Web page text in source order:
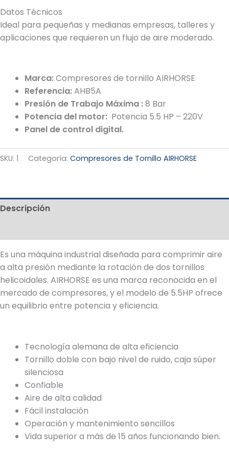
Datos Técnicos
Ideal para pequeñas y medianas empresas, talleres y
aplicaciones que requieren un flujo de aire moderado.
Marca:Compresores de tornillo AIRHORSE
Referencia:AHB5A
Presión de Trabajo Máxima :8 Bar
Potencia del motor: Potencia 5.5 HP – 220V
Panel de control digital.
SKU: 1 Categoría: Compresores de Tornillo AIRHORSE
Descripción
Es una máquina industrial diseñada para comprimir aire
a alta presión mediante la rotación de dos tornillos
helicoidales. AIRHORSE es una marca reconocida en el
mercado de compresores, y el modelo de 5.5HP ofrece
un equilibrio entre potencia y eficiencia.
Tecnología alemana de alta eficiencia
Tornillo doble con bajo nivel de ruido, caja súper
silenciosa
Confiable
Aire de alta calidad
Fácil instalación
Operación y mantenimiento sencillos
Vida superior a más de 15 años funcionando bien.